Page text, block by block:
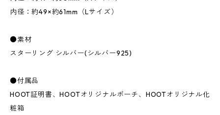
内径：約49×約61mm（Lサイズ）
●素材
スターリング シルバー(シルバー925)
●付属品
HOOT証明書、HOOTオリジナルポーチ、HOOTオリジナル化
粧箱